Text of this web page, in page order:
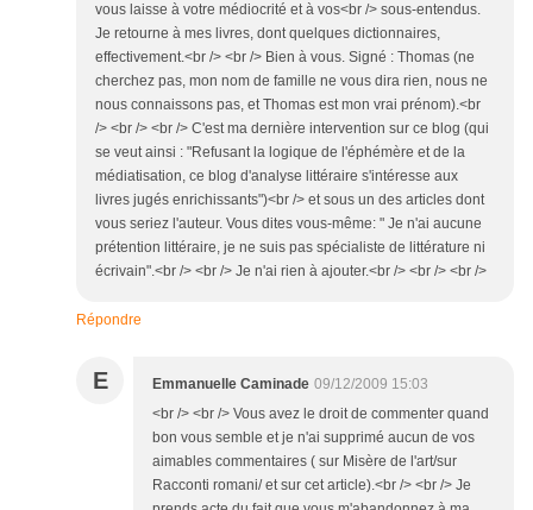
vous laisse à votre médiocrité et à vos<br /> sous-entendus.
Je retourne à mes livres, dont quelques dictionnaires,
effectivement.<br /> <br /> Bien à vous. Signé : Thomas (ne
cherchez pas, mon nom de famille ne vous dira rien, nous ne
nous connaissons pas, et Thomas est mon vrai prénom).<br
/> <br /> <br /> C'est ma dernière intervention sur ce blog (qui
se veut ainsi : "Refusant la logique de l'éphémère et de la
médiatisation, ce blog d'analyse littéraire s'intéresse aux
livres jugés enrichissants")<br /> et sous un des articles dont
vous seriez l'auteur. Vous dites vous-même: " Je n'ai aucune
prétention littéraire, je ne suis pas spécialiste de littérature ni
écrivain".<br /> <br /> Je n'ai rien à ajouter.<br /> <br /> <br />
Répondre
E Emmanuelle Caminade 09/12/2009 15:03
<br /> <br /> Vous avez le droit de commenter quand
bon vous semble et je n'ai supprimé aucun de vos
aimables commentaires ( sur Misère de l'art/sur
Racconti romani/ et sur cet article).<br /> <br /> Je